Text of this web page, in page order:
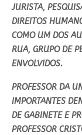
JURISTA,
DIREITOS
COMO UM DOS
RUA, GRUPO DE
ENVOLVIDOS.
PROFESSOR DA
IMPORTANTES
DE GABINETE E
PROFESSOR